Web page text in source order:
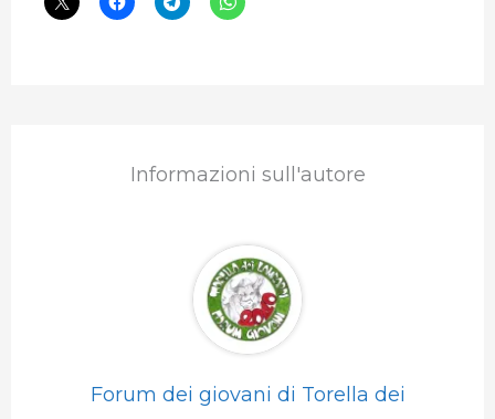
Informazioni sull'autore
Forum dei giovani di Torella dei